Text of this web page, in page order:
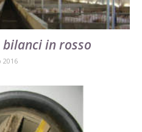
bilanci in rosso
2016